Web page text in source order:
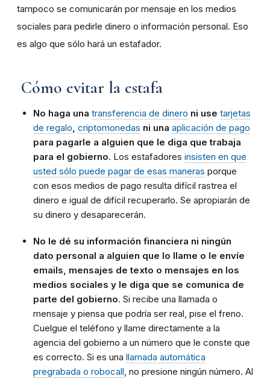
tampoco se comunicarán por mensaje en los medios
sociales para pedirle dinero o información personal. Eso
es algo que sólo hará un estafador.
Cómo evitar la estafa
No haga una transferencia de dinero ni use tarjetas
de regalo criptomonedas ni una aplicación de pago
para pagarle a alguien que le diga que trabaja
para el gobierno. Los estafadores insisten en que
usted sólo puede pagar de esas maneras porque
con esos medios de pago resulta difícil rastrea el
dinero e igual de difícil recuperarlo. Se apropiarán de
su dinero y desaparecerán.
No le dé su información financiera ni ningún
dato personal a alguien que lo llame o le envíe
emails, mensajes de texto o mensajes en los
medios sociales y le diga que se comunica de
parte del gobierno. Si recibe una llamada o
mensaje y piensa que podría ser real, pise el freno.
Cuelgue el teléfono y llame directamente a la
agencia del gobierno a un número que le conste que
es correcto. Si es una llamada automática
pregrabada o robocall , no presione ningún número. Al